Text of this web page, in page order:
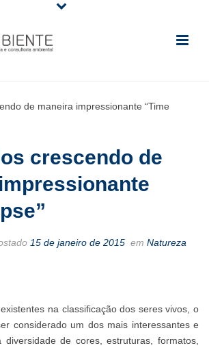
crescendo de
15 de janeiro de 2015 em Natureza
na classificação dos seres vivos, o
considerado um dos mais interessantes e
diversidade de cores, estruturas, formatos,